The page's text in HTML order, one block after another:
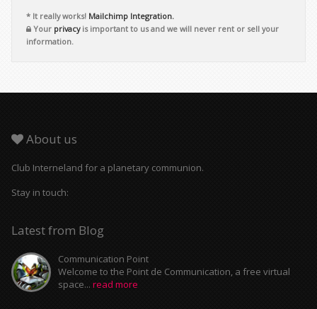
* It really works! Mailchimp Integration.
Your privacyis important to us and we will never rent or sell your
information.
About us
Club Interneland for a planetary communion.
Stay in touch:
Latest from Blog
Communication Point
Welcome to the Point de Communication, a free virtual
space... read more